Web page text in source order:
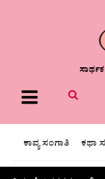
Menu
ಕಾವ್ಯ ಸಂಗಾತಿ ಕಥಾ